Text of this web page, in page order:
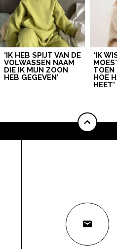
‘IK HEB SPIJT VAN DE
VOLWASSEN NAAM
DIE IK MIJN ZOON
HEB GEGEVEN’
‘IK
TOEN
HOE
HEET’